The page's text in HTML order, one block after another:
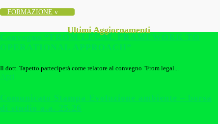
FORMAZIONE
Ultimi Aggiornamenti
Convegno “FROM LEGAL FRAMEWORK TO
OPERATIONAL APPROACH”
Il dott. Tapetto parteciperà come relatore al convegno "From legal...
Apri
Comunicato Stampa Evoluzione ambiente – borsa
di studio a.a. 25.26